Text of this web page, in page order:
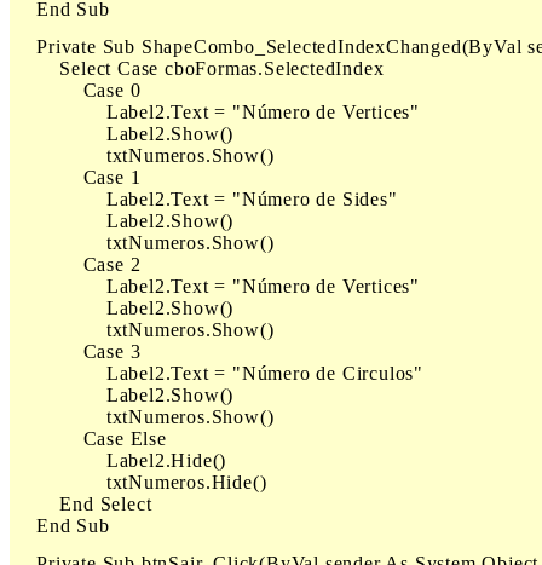
    End Sub
Private Sub ShapeCombo_SelectedIndexChanged(ByVal
        Select Case cboFormas.SelectedIndex
            Case 0
                Label2.Text = "Número de Vertices"
                Label2.Show()
                txtNumeros.Show()
            Case 1
                Label2.Text = "Número de Sides"
                Label2.Show()
                txtNumeros.Show()
            Case 2
                Label2.Text = "Número de Vertices"
                Label2.Show()
                txtNumeros.Show()
            Case 3
                Label2.Text = "Número de Circulos"
                Label2.Show()
                txtNumeros.Show()
            Case Else
                Label2.Hide()
                txtNumeros.Hide()
        End Select
    End Sub